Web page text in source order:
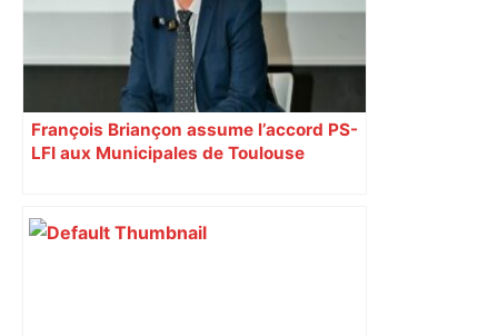
François Briançon assume l’accord PS-
LFI aux Municipales de Toulouse